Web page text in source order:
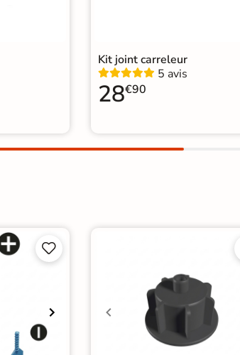
Kit joint carreleur
5 avis
28€90

